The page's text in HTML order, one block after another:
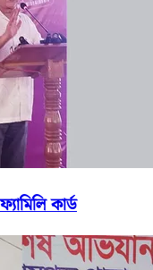
কার্ড